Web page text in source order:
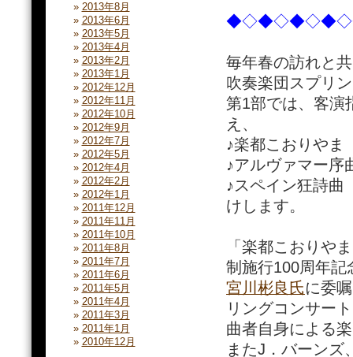
2013年8月
2013年6月
2013年5月
2013年4月
2013年2月
2013年1月
2012年12月
2012年11月
2012年10月
2012年9月
2012年7月
2012年5月
2012年4月
2012年2月
2012年1月
2011年12月
2011年11月
2011年10月
2011年8月
2011年7月
2011年6月
2011年5月
2011年4月
2011年3月
2011年1月
2010年12月
毎年春の訪れと
吹奏楽団スプリ
第1部では、客演
え、
♪楽都こおりやま
♪アルヴァマー序
♪スペイン狂詩曲
けします。
「楽都こおりや
制施行100周年記
宮川彬良氏に委
リングコンサー
曲者自身による
またJ．バーンズ